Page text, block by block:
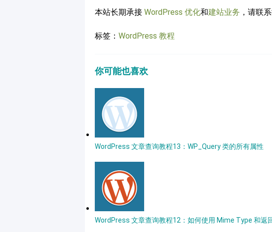
本站长期承接 WordPress 优化和建站业务 ，请联
标签： WordPress 教程
你可能也喜欢
WordPress 文章查询教程13：WP_Query 类的所有属性
WordPress 文章查询教程12：如何使用 Mime Type 和返